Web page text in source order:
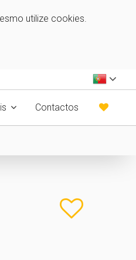
utilize cookies.
Contactos